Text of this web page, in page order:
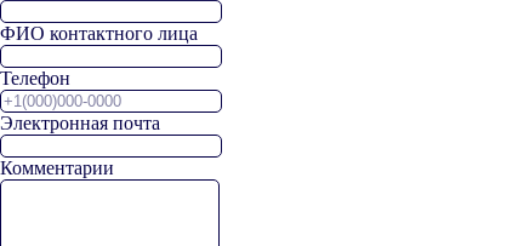
ФИО контактного лица
Телефон
Электронная почта
Комментарии